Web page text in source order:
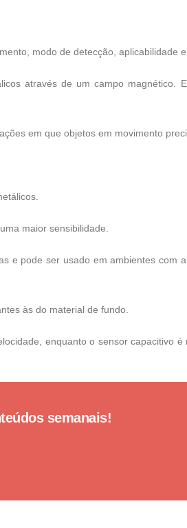
modo de detecção, aplicabilidade e
através de um campo magnético.
em que objetos em movimento
maior sensibilidade.
e pode ser usado em ambientes com
às do material de fundo.
enquanto o sensor capacitivo é
semanais!